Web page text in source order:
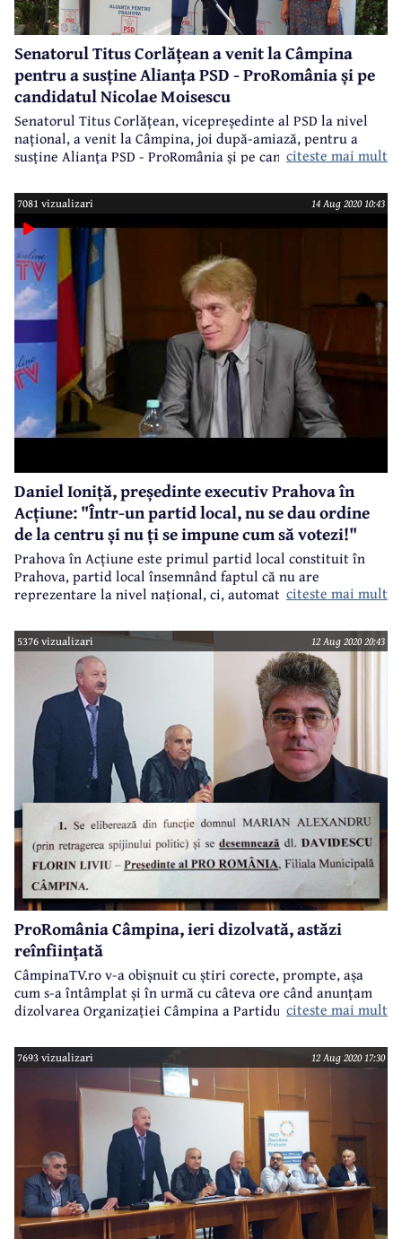
Senatorul Titus Corlățean a venit la Câmpina
pentru a susține Alianța PSD - ProRomânia și pe
candidatul Nicolae Moisescu
Senatorul Titus Corlățean, vicepreședinte al PSD la nivel
național, a venit la Câmpina, joi după-amiază, pentru a
susține Alianța PSD - ProRomânia și pe candidatul acestei
Nicolae Moisescu. Alături de Titus Corlățean, la Câmpina a
(re)venit președintele PSD Prahova, Bogdan Toader,
președinte al Consiliului Județean și candidat pentru un
nou mandat la conducerea acestei instituții.
citeste mai mult
7081 vizualizari 14 Aug 2020 10:43
Daniel Ioniță, președinte executiv Prahova în
Acțiune: "Într-un partid local, nu se dau ordine
de la centru și nu ți se impune cum să votezi!"
Prahova în Acțiune este primul partid local constituit în
Prahova, partid local însemnând faptul că nu are
reprezentare la nivel național, ci, automat, doar în județul
un proiect politic inițiat și pus în practică de fostul deputat
Mihai Apostolache, profesor universitar la Universitatea
Petrol-Gaze din Ploiești, președintele executiv al partidului
fiind câmpineanul Daniel Ioniță, candidat la funcția de
primar al municipiului.
citeste mai mult
5376 vizualizari 12 Aug 2020 20:43
ProRomânia Câmpina, ieri dizolvată, astăzi
reînființată
CâmpinaTV.ro v-a obișnuit cu știri corecte, prompte, așa
cum s-a întâmplat și în urmă cu câteva ore când anunțam
dizolvarea Organizației Câmpina a Partidului ProRomânia
susținere a candidatului independent la funcția de primar
al municipiului, Alin Moldoveanu. (vezi
aici
)
citeste mai mult
7693 vizualizari 12 Aug 2020 17:30